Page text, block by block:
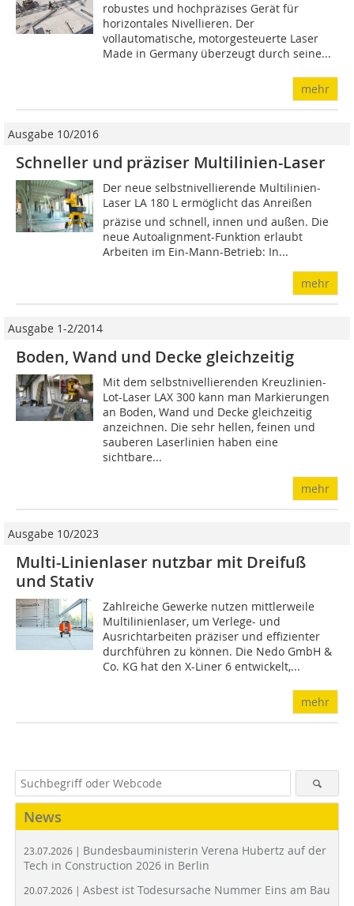
robustes und hochpräzises Gerät für
horizontales Nivellieren. Der
vollautomatische, motorgesteuerte Laser
Made in Germany überzeugt durch seine...
mehr
Ausgabe 10/2016
Schneller und präziser Multilinien-Laser
Der neue selbstnivellierende Multilinien-
Laser LA 180 L ermöglicht das Anreißen
präzise und schnell, innen und außen. Die
neue Autoalignment-Funktion erlaubt
Arbeiten im Ein-Mann-Betrieb: In...
mehr
Ausgabe 1-2/2014
Boden, Wand und Decke gleichzeitig
Mit dem selbstnivellierenden Kreuzlinien-
Lot-Laser LAX 300 kann man Markierungen
an Boden, Wand und Decke gleichzeitig
anzeichnen. Die sehr hellen, feinen und
sauberen Laserlinien haben eine
sichtbare...
mehr
Ausgabe 10/2023
Multi-Linienlaser nutzbar mit Dreifuß
und Stativ
Zahlreiche Gewerke nutzen mittlerweile
Multilinienlaser, um Verlege- und
Ausrichtarbeiten präziser und effizienter
durchführen zu können. Die Nedo GmbH &
Co. KG hat den X-Liner 6 entwickelt,...
mehr
News
23.07.2026 | Bundesbauministerin Verena Hubertz auf der
Tech in Construction 2026 in Berlin
20.07.2026 | Asbest ist Todesursache Nummer Eins am Bau